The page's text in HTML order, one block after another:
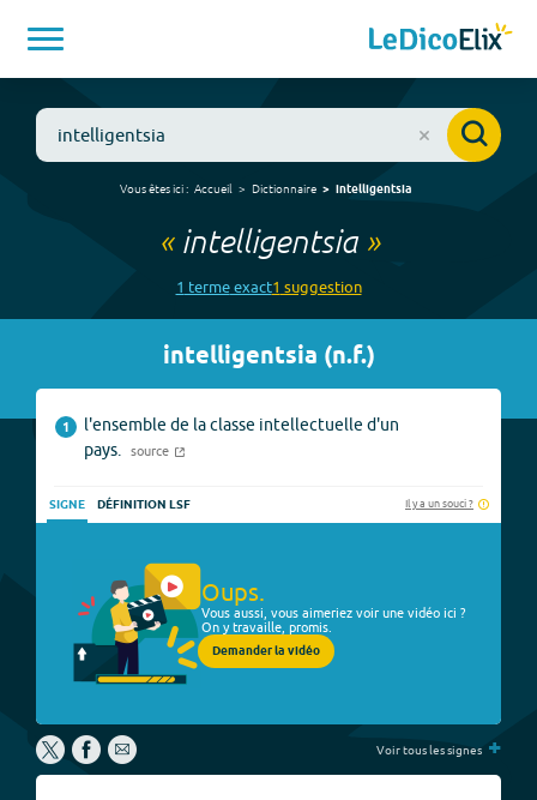
Vous êtes ici : Accueil Dictionnaire intelligentsia
« intelligentsia»
1 termeexact1 suggestion
intelligentsia (n.f.)
1
l'ensemble de la classe intellectuelle d'un
pays.
source
SIGNE DÉFINITION LSF Il y a un souci ?
Oups.
Vous aussi, vous aimeriez voir une vidéo ici ?
On y travaille, promis.
Demander la vidéo
Voir tous les signes +